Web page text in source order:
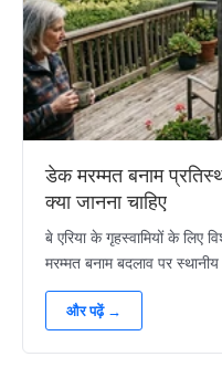
डेक मरम्मत बनाम
क्या जानना चाहिए
बे एरिया के गृहस्वामियों के लिए
मरम्मत बनाम बदलाव पर
और पढ़ें →